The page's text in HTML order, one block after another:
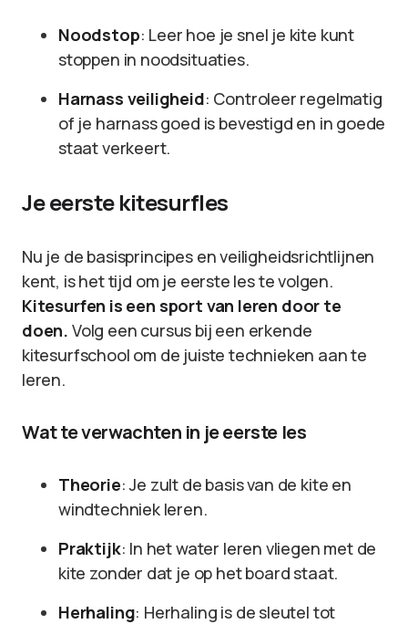
Noodstop: Leer hoe je snel je kite kunt
stoppen in noodsituaties.
Harnass veiligheid: Controleer regelmatig
of je harnass goed is bevestigd en in goede
staat verkeert.
Je eerste kitesurfles
Nu je de basisprincipes en veiligheidsrichtlijnen
kent, is het tijd om je eerste les te volgen.
Kitesurfen is een sport van leren door te
doen. Volg een cursus bij een erkende
kitesurfschool om de juiste technieken aan te
leren.
Wat te verwachten in je eerste les
Theorie: Je zult de basis van de kite en
windtechniek leren.
Praktijk: In het water leren vliegen met de
kite zonder dat je op het board staat.
Herhaling: Herhaling is de sleutel tot